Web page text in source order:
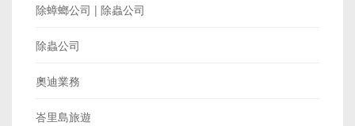
除蟑螂公司 | 除蟲公司
除蟲公司
奧迪業務
峇里島旅遊